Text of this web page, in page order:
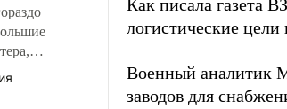
уже
Задача по
Как писала газета
логистические цели
Военный аналитик
заводов для